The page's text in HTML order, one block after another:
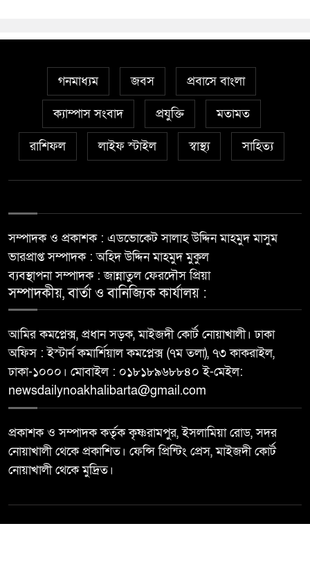
গনমাধ্যম জবস প্রবাসে বাংলা
ক্যাম্পাস সংবাদ প্রযুক্তি মতামত
রাশিফল লাইফ স্টাইল স্বাস্থ্য সাহিত্য
সম্পাদক ও প্রকাশক : এডভোকেট সালাহ উদ্দিন মাহমুদ মাসুম
ভারপ্রাপ্ত সম্পাদক : অহিদ উদ্দিন মাহমুদ মুকুল
ব্যবস্থাপনা সম্পাদক : জান্নাতুল ফেরদৌস প্রিয়া
সম্পাদকীয়, বার্তা ও বানিজ্যিক কার্যালয় :
আমির কমপ্লেক্স, প্রধান সড়ক, মাইজদী কোর্ট নোয়াখালী। ঢাকা
অফিস : ইস্টার্ন কমার্শিয়াল কমপ্লেক্স (৭ম তলা), ৭৩ কাকরাইল,
ঢাকা-১০০০। মোবাইল : ০১৮১৮৯৬৮৮৪০ ই-মেইল:
newsdailynoakhalibarta@gmail.com
প্রকাশক ও সম্পাদক কর্তৃক কৃষ্ণরামপুর, ইসলামিয়া রোড, সদর
নোয়াখালী থেকে প্রকাশিত। ফেন্সি প্রিন্টিং প্রেস, মাইজদী কোর্ট
নোয়াখালী থেকে মুদ্রিত।